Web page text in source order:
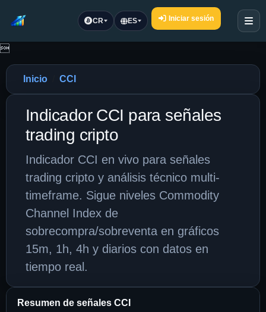
CR ES Iniciar sesión

Inicio CCI
Indicador CCI para señales
trading cripto
Indicador CCI en vivo para señales
trading cripto y análisis técnico multi-
timeframe. Sigue niveles Commodity
Channel Index de
sobrecompra/sobreventa en gráficos
15m, 1h, 4h y diarios con datos en
tiempo real.
Resumen de señales CCI